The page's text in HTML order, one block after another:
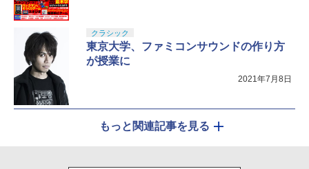
クラシック
東京大学、ファミコンサウンドの作り方
が授業に
2021年7月8日
もっと関連記事を見る